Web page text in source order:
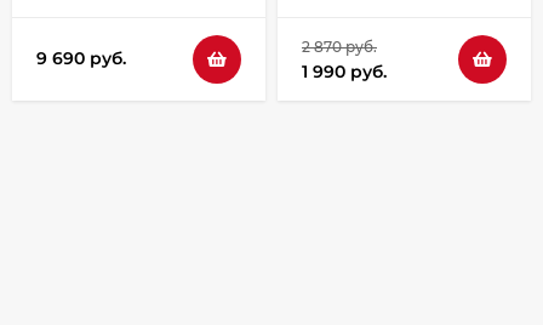
9 690 руб.
2 870 руб.
1 990 руб.